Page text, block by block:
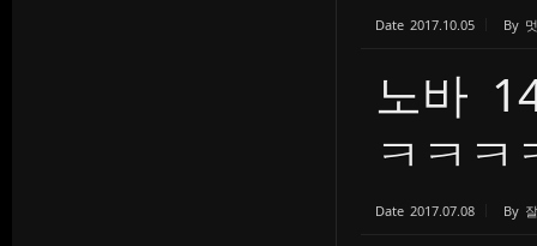
Date 2017.10.05 By
노바
ㅋㅋㅋ
Date 2017.07.08 By